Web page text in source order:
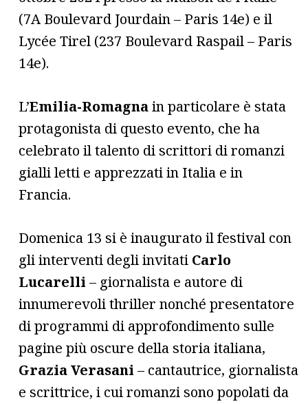
(7A Boulevard Jourdain – Paris 14e) e il
Lycée Tirel (237 Boulevard Raspail – Paris
14e).
L’Emilia-Romagnain particolare è stata
protagonista di questo evento, che ha
celebrato il talento di scrittori di romanzi
gialli letti e apprezzati in Italia e in
Francia.
Domenica 13 si è inaugurato il festival con
gli interventi degli invitati Carlo
Lucarelli – giornalista e autore di
innumerevoli thriller nonché presentatore
di programmi di approfondimento sulle
pagine più oscure della storia italiana,
Grazia Verasani – cantautrice, giornalista
e scrittrice, i cui romanzi sono popolati da